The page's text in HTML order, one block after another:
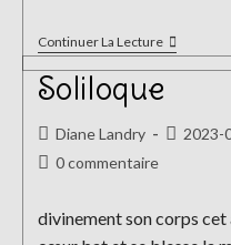
Continuer La LectureD’ailleurs
Soliloque
Auteur/autrice
de
Diane Landry 2023-
Commentaires
publication :
0 commentaire
divinement son corps